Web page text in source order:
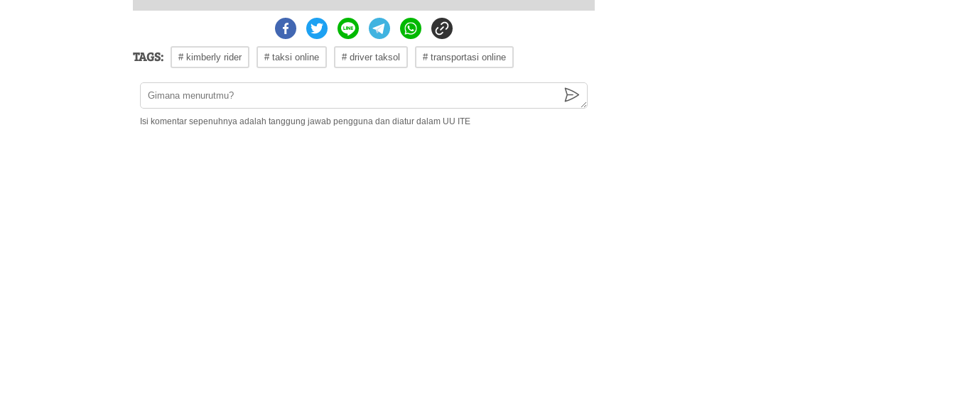
TAGS: # kimberly rider # taksi online # driver taksol # transportasi online
Isi komentar sepenuhnya adalah tanggung jawab pengguna dan diatur dalam UU ITE